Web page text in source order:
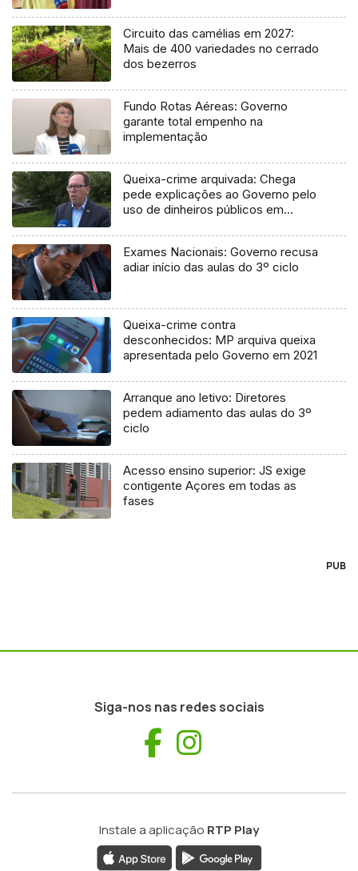
Circuito das camélias em 2027:
Mais de 400 variedades no cerrado
dos bezerros
Fundo Rotas Aéreas: Governo
garante total empenho na
implementação
Queixa-crime arquivada: Chega
pede explicações ao Governo pelo
uso de dinheiros públicos em
Exames Nacionais: Governo recusa
adiar início das aulas do 3º ciclo
Queixa-crime contra
desconhecidos: MP arquiva queixa
apresentada pelo Governo em 2021
Arranque ano letivo: Diretores
pedem adiamento das aulas do 3º
ciclo
Acesso ensino superior: JS exige
contigente Açores em todas as
fases
PUB
Siga-nos nas redes sociais
Facebook
Instale a aplicação RTP Play